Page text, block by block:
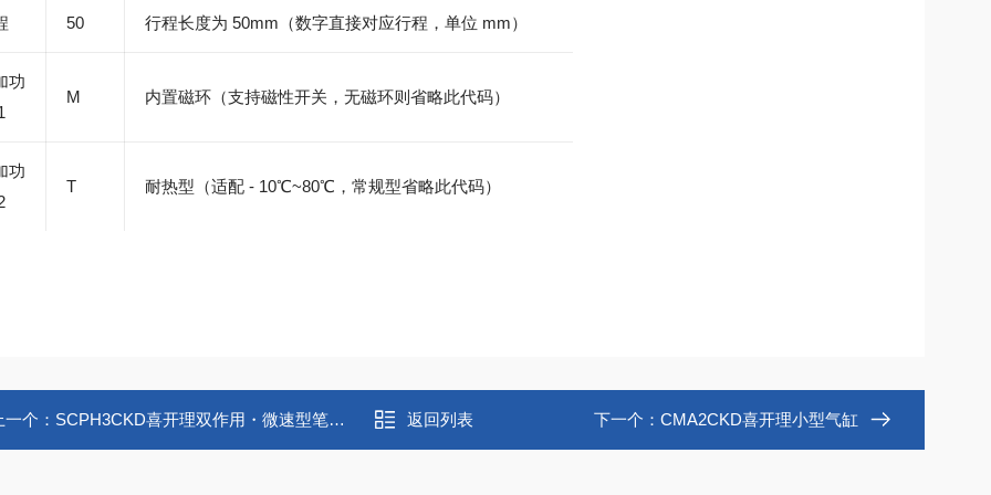
50 行程长度为 50mm（数字直接对应行程，单位 mm）
功
M 内置磁环（支持磁性开关，无磁环则省略此代码）
功
T 耐热型（适配 - 10℃~80℃，常规型省略此代码）
一个： SCPH3CKD喜开理双作用・微速型笔形气缸 返回列表 下一个： CMA2CKD喜开理小型气缸